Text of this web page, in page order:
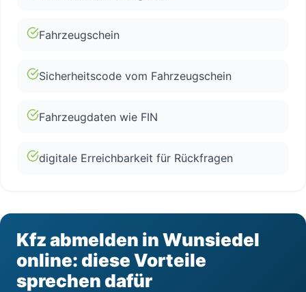
Fahrzeugschein
Sicherheitscode vom Fahrzeugschein
Fahrzeugdaten wie FIN
digitale Erreichbarkeit für Rückfragen
Kfz abmelden in Wunsiedel
online: diese Vorteile
sprechen dafür